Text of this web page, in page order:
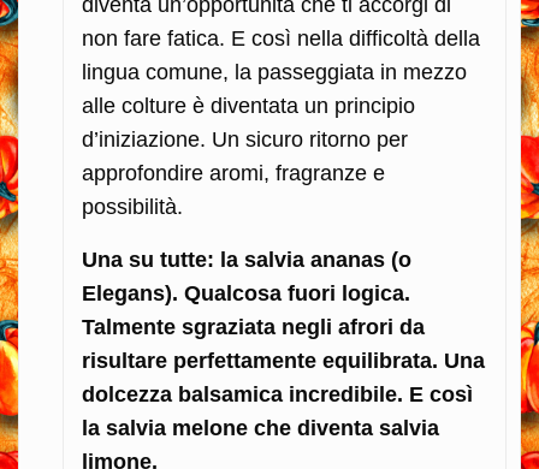
diventa un’opportunità che ti accorgi di
non fare fatica. E così nella difficoltà della
lingua comune, la passeggiata in mezzo
alle colture è diventata un principio
d’iniziazione. Un sicuro ritorno per
approfondire aromi, fragranze e
possibilità.
Una su tutte: la salvia ananas (o
Elegans). Qualcosa fuori logica.
Talmente sgraziata negli afrori da
risultare perfettamente equilibrata. Una
dolcezza balsamica incredibile. E così
la salvia melone che diventa salvia
limone.